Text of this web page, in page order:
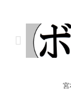
石)1...
宮